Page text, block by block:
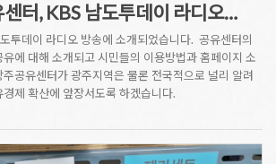
터, KBS 남도투데이 라디오…
투데이 라디오 방송에 소개되었습니다. 공유센터의
에 대해 소개되고 시민들의 이용방법과 홈페이지 소
공유센터가 광주지역은 물론 전국적으로 널리 알려
제 확산에 앞장서도록 하겠습니다.